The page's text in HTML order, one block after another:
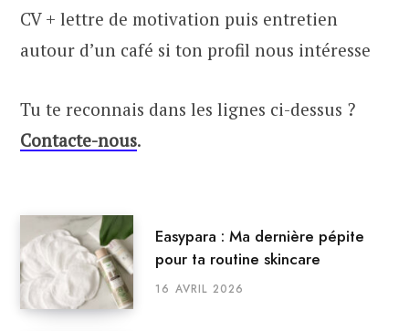
CV + lettre de motivation puis entretien
autour d’un café si ton profil nous intéresse
Tu te reconnais dans les lignes ci-dessus ?
Contacte-nous.
Easypara : Ma dernière pépite
pour ta routine skincare
16 AVRIL 2026